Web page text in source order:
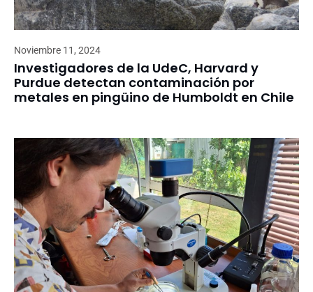
Noviembre 11, 2024
Investigadores de la UdeC, Harvard y
Purdue detectan contaminación por
metales en pingüino de Humboldt en Chile